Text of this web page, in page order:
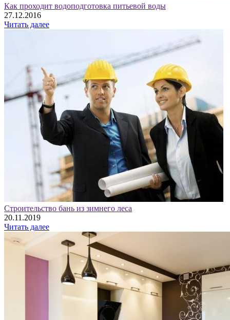
Как проходит водоподготовка питьевой воды
27.12.2016
Читать далее
Строительство бань из зимнего леса
20.11.2019
Читать далее